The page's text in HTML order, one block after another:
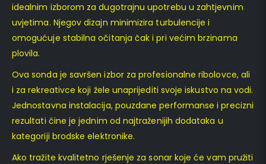
idealnim izborom za dugotrajnu upotrebu u zahtjevnim
uvjetima. Njegov dizajn minimizira turbulencije i
omogućuje stabilna očitanja čak i pri većim brzinama
plovila.
Ova sonda je savršen izbor za profesionalne ribolovce, ali
i za rekreativce koji žele unaprijediti svoje iskustvo na vodi.
Jednostavna instalacija, pouzdane performanse i precizni
rezultati čine je jednim od najtraženijih dodataka u
kategoriji brodske elektronike.
Ako tražite kvalitetno rješenje za sonar koje će vam pružiti